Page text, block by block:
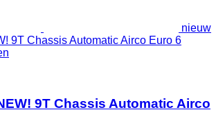
nieuw
9T Chassis Automatic Airco Euro 6
9T Chassis Automatic Airco